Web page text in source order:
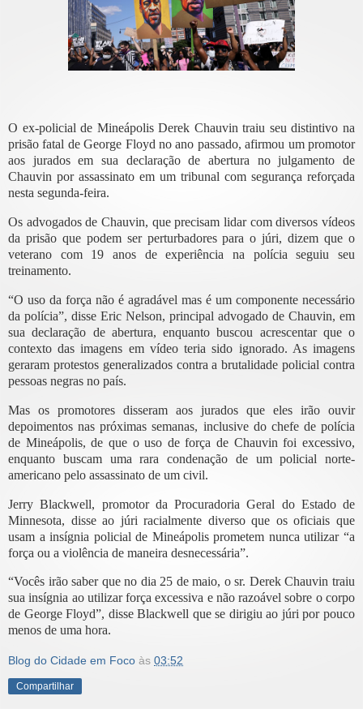
O ex-policial de Mineápolis Derek Chauvin traiu seu distintivo na
prisão fatal de George Floyd no ano passado, afirmou um promotor
aos jurados em sua declaração de abertura no julgamento de
Chauvin por assassinato em um tribunal com segurança reforçada
nesta segunda-feira.
Os advogados de Chauvin, que precisam lidar com diversos vídeos
da prisão que podem ser perturbadores para o júri, dizem que o
veterano com 19 anos de experiência na polícia seguiu seu
treinamento.
“O uso da força não é agradável mas é um componente necessário
da polícia”, disse Eric Nelson, principal advogado de Chauvin, em
sua declaração de abertura, enquanto buscou acrescentar que o
contexto das imagens em vídeo teria sido ignorado. As imagens
geraram protestos generalizados contra a brutalidade policial contra
pessoas negras no país.
Mas os promotores disseram aos jurados que eles irão ouvir
depoimentos nas próximas semanas, inclusive do chefe de polícia
de Mineápolis, de que o uso de força de Chauvin foi excessivo,
enquanto buscam uma rara condenação de um policial norte-
americano pelo assassinato de um civil.
Jerry Blackwell, promotor da Procuradoria Geral do Estado de
Minnesota, disse ao júri racialmente diverso que os oficiais que
usam a insígnia policial de Mineápolis prometem nunca utilizar “a
força ou a violência de maneira desnecessária”.
“Vocês irão saber que no dia 25 de maio, o sr. Derek Chauvin traiu
sua insígnia ao utilizar força excessiva e não razoável sobre o corpo
de George Floyd”, disse Blackwell que se dirigiu ao júri por pouco
menos de uma hora.
Blog do Cidade em Foco às 03:52
Compartilhar